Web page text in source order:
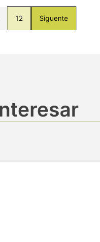
12 Siguente